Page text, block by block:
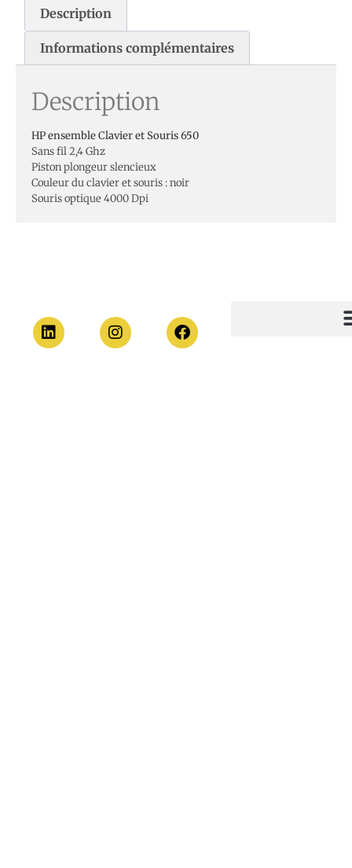
Description
Informations complémentaires
Description
HP ensemble Clavier et Souris 650
Sans fil 2,4 Ghz
Piston plongeur slencieux
Couleur du clavier et souris : noir
Souris optique 4000 Dpi